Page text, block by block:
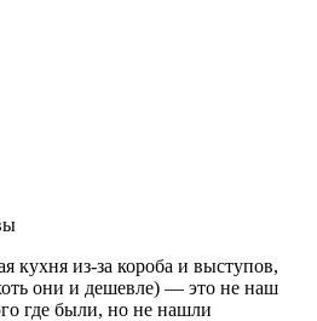
кухня из-за короба и выступов,
они и дешевле) — это не наш
где были, но не нашли